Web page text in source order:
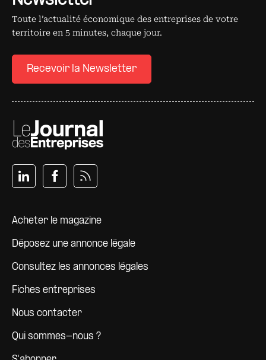
Toute l’actualité économique des entreprises de votre
territoire en 5 minutes, chaque jour.
Recevoir la Newsletter
Pied de page
Acheter le magazine
Déposez une annonce légale
Consultez les annonces légales
Fiches entreprises
Nous contacter
Qui sommes-nous ?